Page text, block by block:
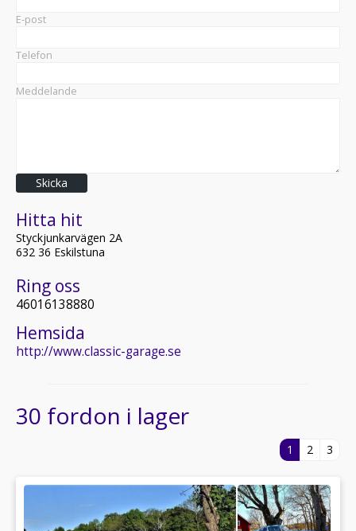
E-post
Telefon
Meddelande
Skicka
Hitta hit
Styckjunkarvägen 2A
632 36 Eskilstuna
Ring oss
46016138880
Hemsida
http://www.classic-garage.se
30 fordon i lager
1 2 3